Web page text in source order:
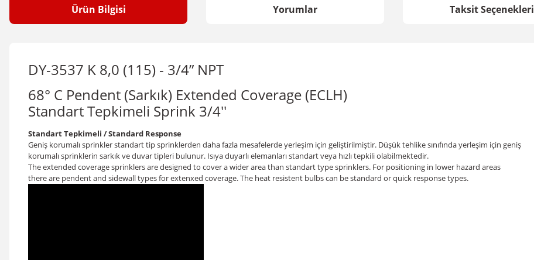
Ürün Bilgisi Yorumlar Taksit Seçenekleri
DY-3537 K 8,0 (115) - 3/4” NPT
68° C Pendent (Sarkık) Extended Coverage (ECLH)
Standart Tepkimeli Sprink 3/4''
Standart Tepkimeli / Standard Response
Geniş korumalı sprinklerstandart tip sprinklerden daha fazla mesafelerde yerleşim için geliştirilmiştir. Düşük tehlike sınıfında yerleşim için geniş
korumalı sprinklerin sarkık ve duvar tipleri bulunur. Isıya duyarlı elemanları standart veya hızlı tepkili olabilmektedir.
The extended coverage sprinklers are designed to cover a wider area than standart type sprinklers. For positioning in lower hazard areas
there are pendent and sidewall types for extenxed coverage. The heat resistent bulbs can be standard or quick response types.